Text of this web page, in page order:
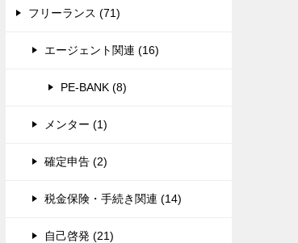
フリーランス (71)
エージェント関連 (16)
PE-BANK (8)
メンター (1)
確定申告 (2)
税金保険・手続き関連 (14)
自己啓発 (21)